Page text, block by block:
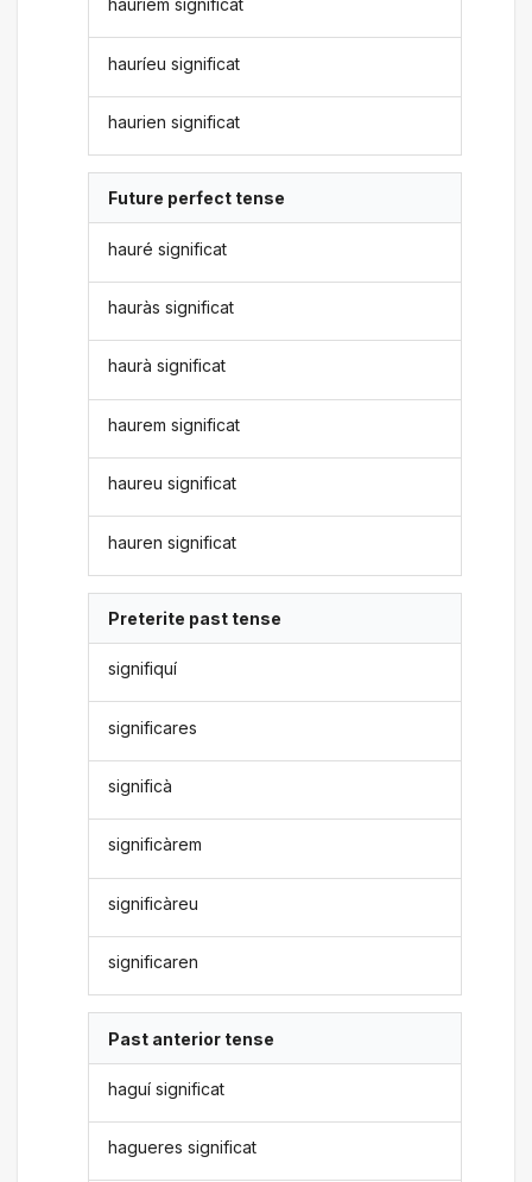
hauríem significat
hauríeu significat
haurien significat
Future perfect tense
hauré significat
hauràs significat
haurà significat
haurem significat
haureu significat
hauren significat
Preterite past tense
signifiquí
significares
significà
significàrem
significàreu
significaren
Past anterior tense
haguí significat
hagueres significat